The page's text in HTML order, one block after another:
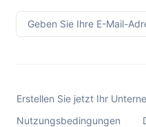
Geben Sie Ihre E-Mail-
Erstellen Sie jetzt Ihr
Nutzungsbedingungen